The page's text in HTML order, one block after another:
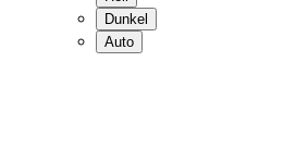
Dunkel
Auto